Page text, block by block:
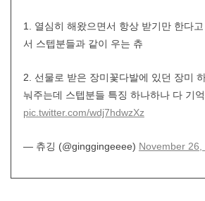
1. 열심히 해왔으면서 항상 받기만 한다
서 스텝분들과 같이 우는 츄
2. 선물로 받은 장미꽃다발에 있던 장미
눠주는데 스텝분들 특징 하나하나 다 기
pic.twitter.com/wdj7hdwzXz
— 츄깅 (@ginggingeeee) November 26,